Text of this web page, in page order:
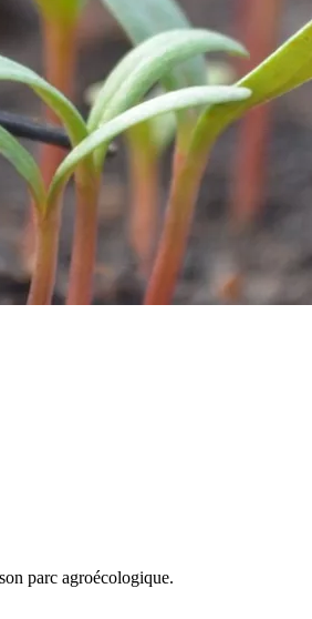
parc agroécologique.